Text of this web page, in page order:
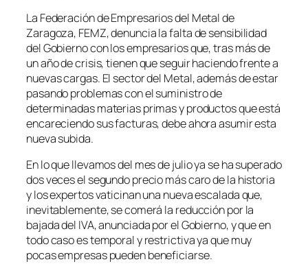
La Federación de Empresarios del Metal de
Zaragoza, FEMZ, denuncia la falta de sensibilidad
del Gobierno con los empresarios que, tras más de
un año de crisis, tienen que seguir haciendo frente a
nuevas cargas. El sector del Metal, además de estar
pasando problemas con el suministro de
determinadas materias primas y productos que está
encareciendo sus facturas, debe ahora asumir esta
nueva subida.
En lo que llevamos del mes de julio ya se ha superado
dos veces el segundo precio más caro de la historia
y los expertos vaticinan una nueva escalada que,
inevitablemente, se comerá la reducción por la
bajada del IVA, anunciada por el Gobierno, y que en
todo caso es temporal y restrictiva ya que muy
pocas empresas pueden beneficiarse.